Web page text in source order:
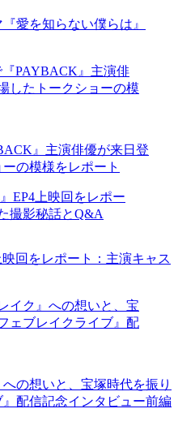
愛を知らない僕らは』
』主演俳優が来日登
の模様をレポート
映回をレポート：主演キャス
の想いと、宝塚時代を振り
配信記念インタビュー前編